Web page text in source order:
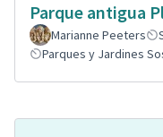
Parque antigua
Marianne Peeters
Parques y Jardines